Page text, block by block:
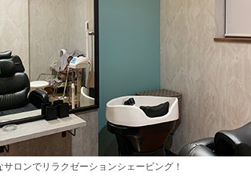
サロンでリラクゼーションシェービング！